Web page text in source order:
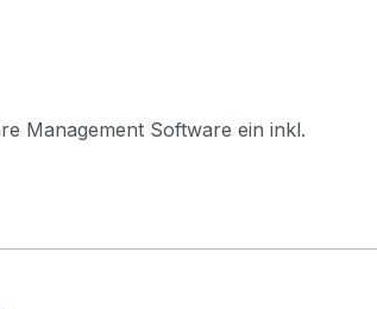
Management Software ein inkl.